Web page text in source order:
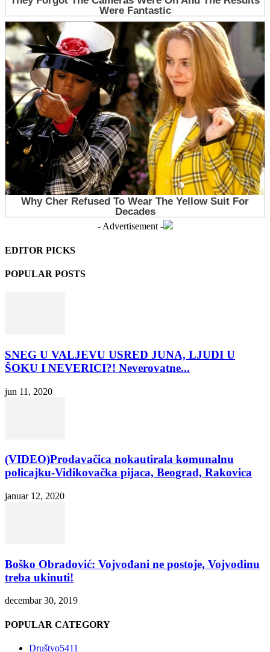
- Advertisement -
EDITOR PICKS
POPULAR POSTS
SNEG U VALJEVU USRED JUNA, LJUDI U
ŠOKU I NEVERICI?! Neverovatne...
jun 11, 2020
(VIDEO)Prodavačica nokautirala komunalnu
policajku-Vidikovačka pijaca, Beograd, Rakovica
januar 12, 2020
Boško Obradović: Vojvođani ne postoje, Vojvodinu
treba ukinuti!
decembar 30, 2019
POPULAR CATEGORY
Društvo5411